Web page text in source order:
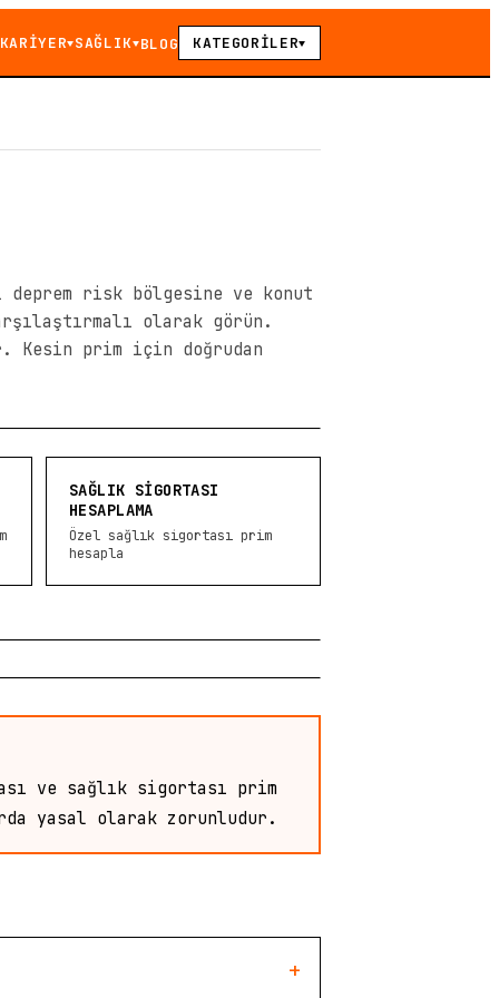
▼SAĞLIK▼BLOG KATEGORİLER▼
risk bölgesine ve konut
olarak görün.
Kesin prim için doğrudan
SAĞLIK SIGORTASI
HESAPLAMA
Özel sağlık sigortası prim
hesapla
ve sağlık sigortası prim
yasal olarak zorunludur.
+